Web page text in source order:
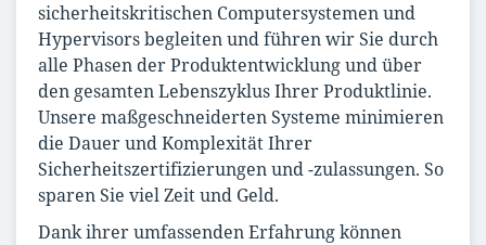
sicherheitskritischen Computersystemen und
Hypervisors begleiten und führen wir Sie durch
alle Phasen der Produktentwicklung und über
den gesamten Lebenszyklus Ihrer Produktlinie.
Unsere maßgeschneiderten Systeme minimieren
die Dauer und Komplexität Ihrer
Sicherheitszertifizierungen und -zulassungen. So
sparen Sie viel Zeit und Geld.
Dank ihrer umfassenden Erfahrung können